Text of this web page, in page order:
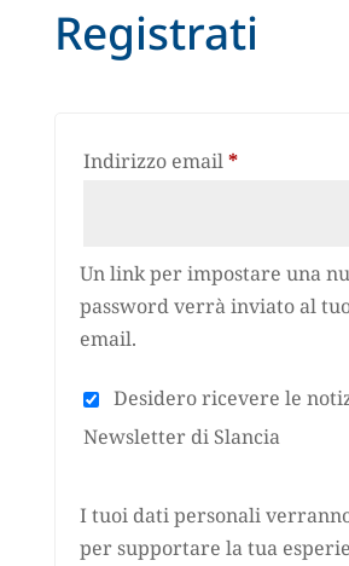
Registrati
Indirizzo email*Richiesto
Un link per impostare una
password verrà inviato al
email.
Desidero ricevere le
Newsletter di Slancia
I tuoi dati personali
per supportare la tua